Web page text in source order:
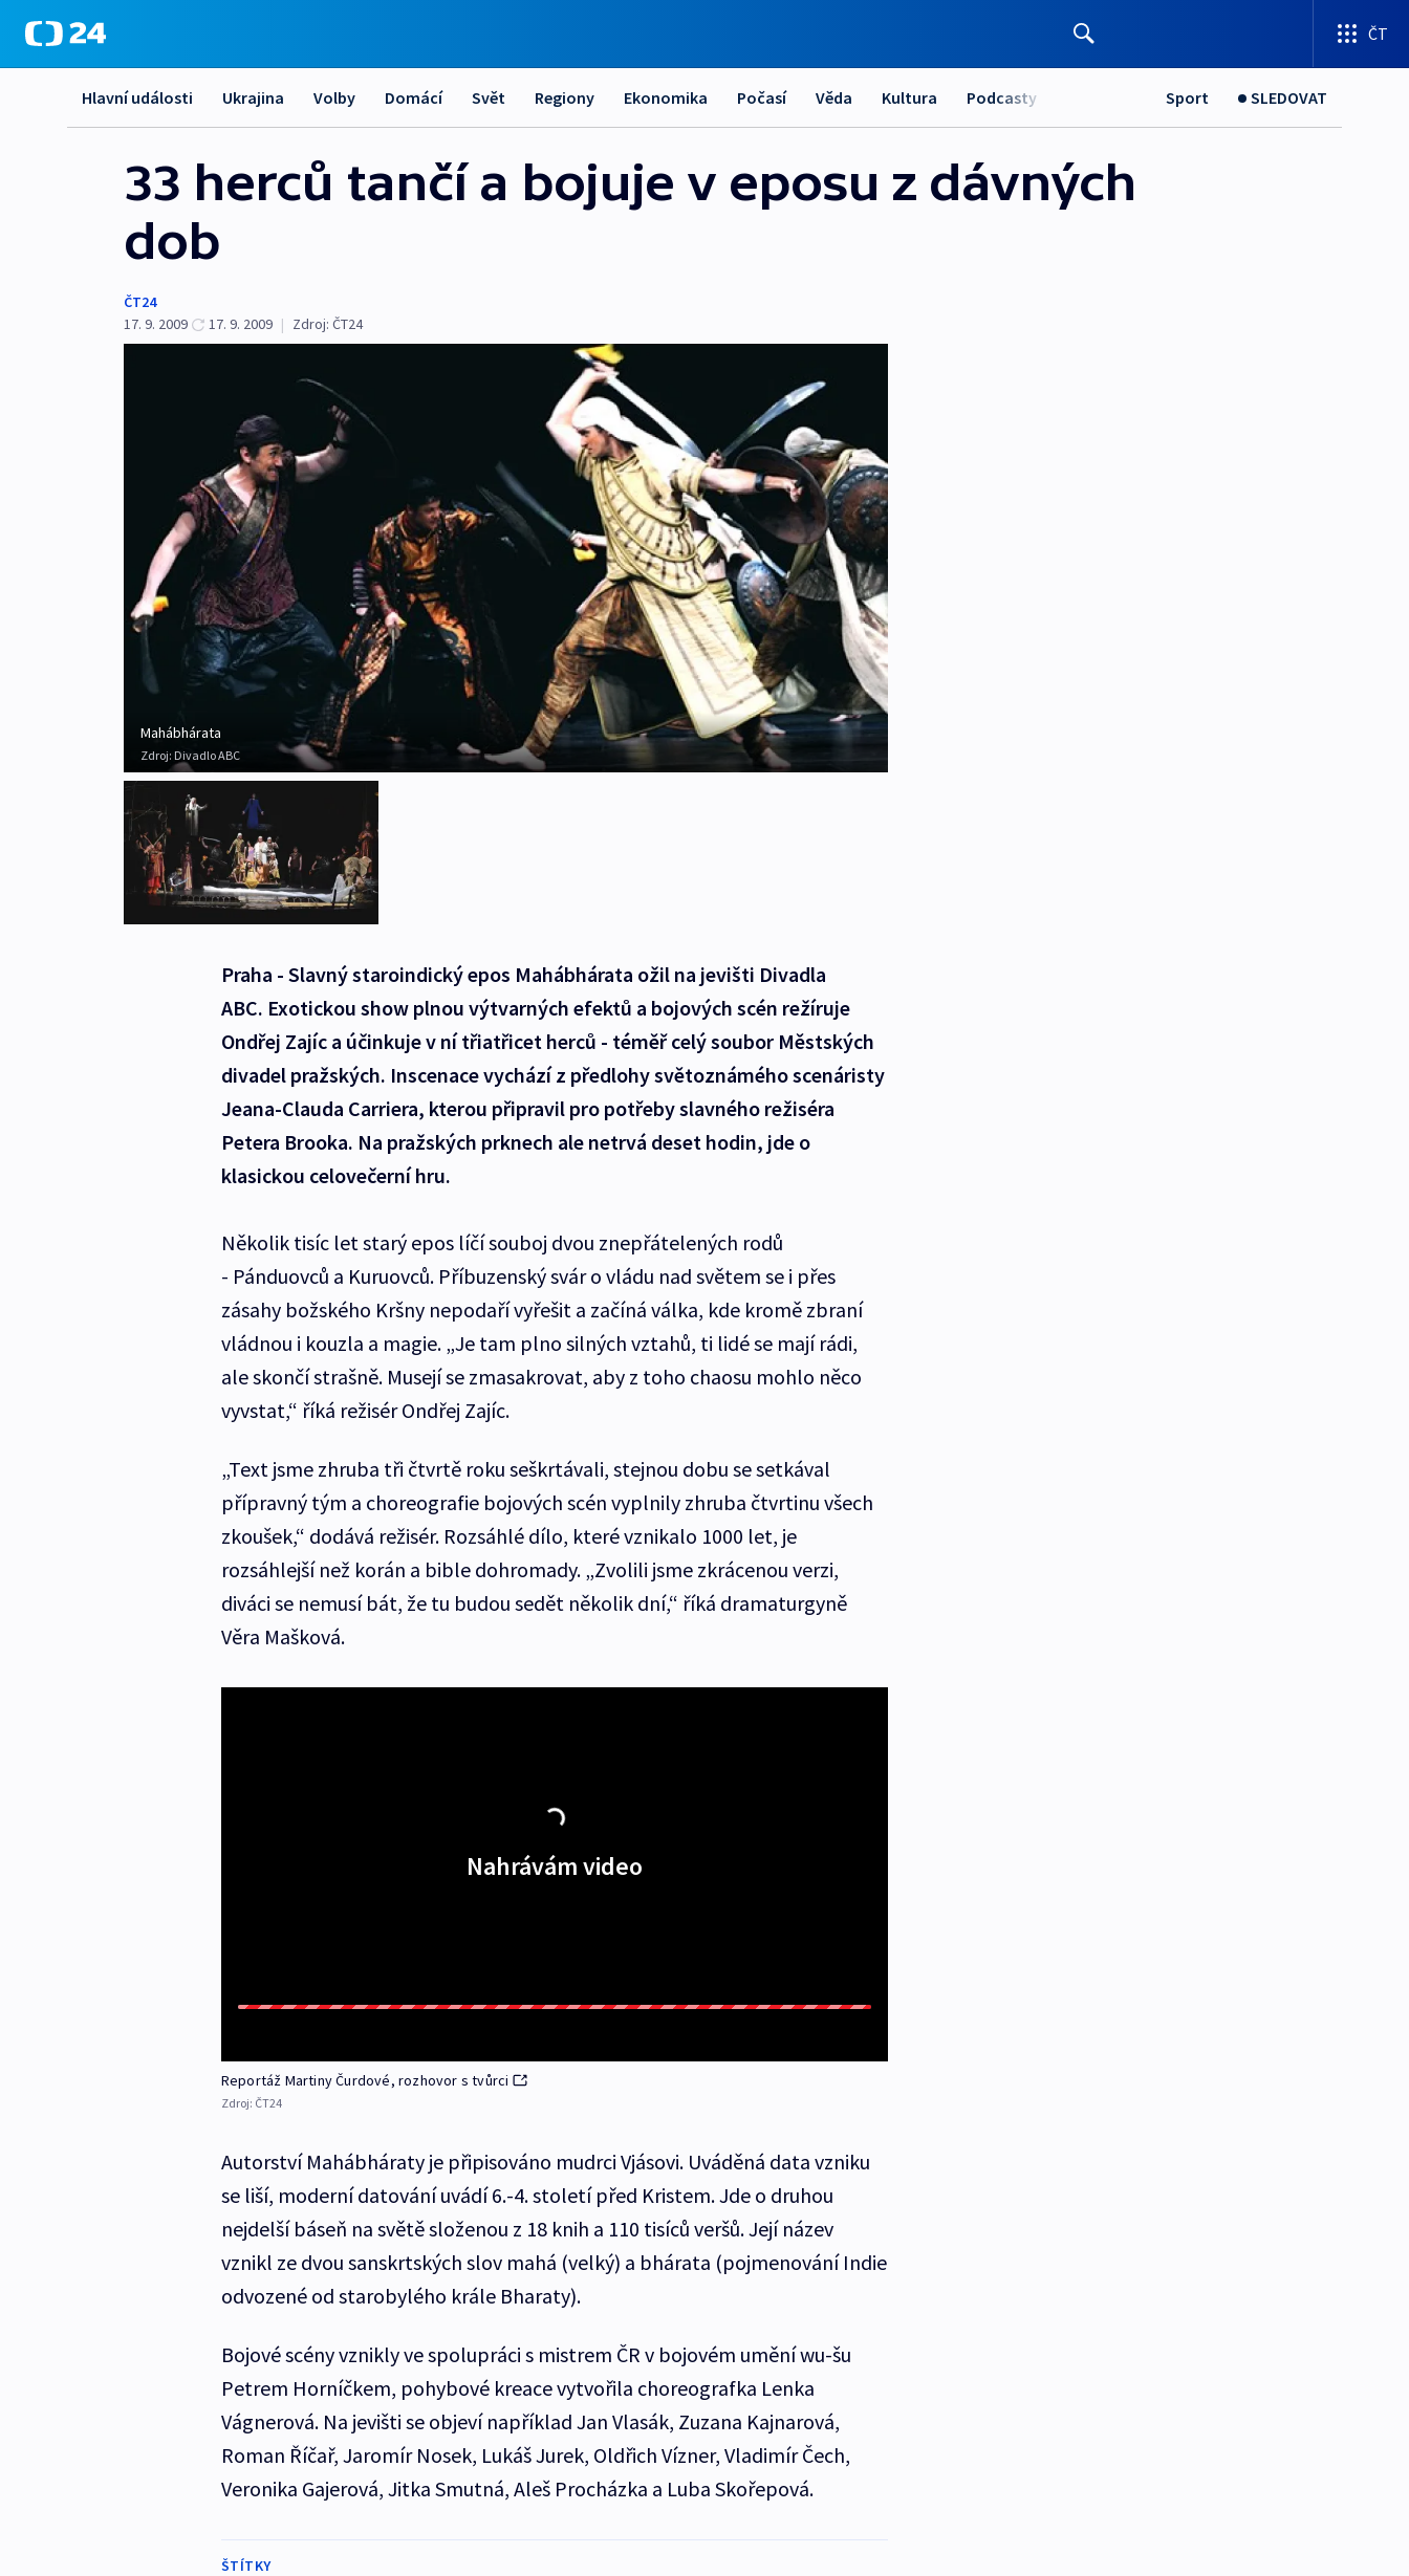
ČT
Hlavní události Ukrajina Volby Domácí Svět Regiony Ekonomika Počasí Věda Kultura Podcasty Sport SLEDOVAT
33 herců tančí a bojuje v eposu z dávných
dob
ČT24
17. 9. 2009
17. 9. 2009 | Zdroj: ČT24
Mahábhárata
Zdroj: Divadlo ABC
Praha - Slavný staroindický epos Mahábhárata ožil na jevišti Divadla
ABC. Exotickou show plnou výtvarných efektů a bojových scén režíruje
Ondřej Zajíc a účinkuje v ní třiatřicet herců - téměř celý soubor Městských
divadel pražských. Inscenace vychází z předlohy světoznámého scenáristy
Jeana-Clauda Carriera, kterou připravil pro potřeby slavného režiséra
Petera Brooka. Na pražských prknech ale netrvá deset hodin, jde o
klasickou celovečerní hru.
Několik tisíc let starý epos líčí souboj dvou znepřátelených rodů
- Pánduovců a Kuruovců. Příbuzenský svár o vládu nad světem se i přes
zásahy božského Kršny nepodaří vyřešit a začíná válka, kde kromě zbraní
vládnou i kouzla a magie. „Je tam plno silných vztahů, ti lidé se mají rádi,
ale skončí strašně. Musejí se zmasakrovat, aby z toho chaosu mohlo něco
vyvstat,“ říká režisér Ondřej Zajíc.
„Text jsme zhruba tři čtvrtě roku seškrtávali, stejnou dobu se setkával
přípravný tým a choreografie bojových scén vyplnily zhruba čtvrtinu všech
zkoušek,“ dodává režisér. Rozsáhlé dílo, které vznikalo 1000 let, je
rozsáhlejší než korán a bible dohromady. „Zvolili jsme zkrácenou verzi,
diváci se nemusí bát, že tu budou sedět několik dní,“ říká dramaturgyně
Věra Mašková.
Nahrávám video
Reportáž Martiny Čurdové, rozhovor s tvůrci
Zdroj: ČT24
Autorství Mahábháraty je připisováno mudrci Vjásovi. Uváděná data vzniku
se liší, moderní datování uvádí 6.-4. století před Kristem. Jde o druhou
nejdelší báseň na světě složenou z 18 knih a 110 tisíců veršů. Její název
vznikl ze dvou sanskrtských slov mahá (velký) a bhárata (pojmenování Indie
odvozené od starobylého krále Bharaty).
Bojové scény vznikly ve spolupráci s mistrem ČR v bojovém umění wu-šu
Petrem Horníčkem, pohybové kreace vytvořila choreografka Lenka
Vágnerová. Na jevišti se objeví například Jan Vlasák, Zuzana Kajnarová,
Roman Říčař, Jaromír Nosek, Lukáš Jurek, Oldřich Vízner, Vladimír Čech,
Veronika Gajerová, Jitka Smutná, Aleš Procházka a Luba Skořepová.
ŠTÍTKY